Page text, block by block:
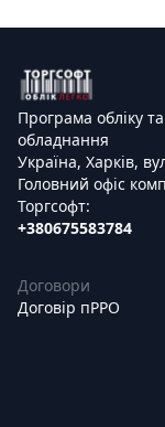
Програма обліку
обладнання
Україна, Харків,
Головний офіс
Торгсофт:
+380675583784
Договори
Договір пРРО